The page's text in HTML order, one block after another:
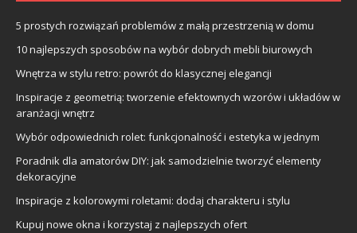
5 prostych rozwiązań problemów z małą przestrzenią w domu
10 najlepszych sposobów na wybór dobrych mebli biurowych
Wnętrza w stylu retro: powrót do klasycznej elegancji
Inspiracje z geometrią: tworzenie efektownych wzorów i układów w
aranżacji wnętrz
Wybór odpowiednich rolet: funkcjonalność i estetyka w jednym
Poradnik dla amatorów DIY: jak samodzielnie tworzyć elementy
dekoracyjne
Inspiracje z kolorowymi roletami: dodaj charakteru i stylu
Kupuj nowe okna i korzystaj z najlepszych ofert